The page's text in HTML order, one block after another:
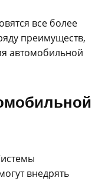
все более
преимуществ,
автомобильной
внедрять